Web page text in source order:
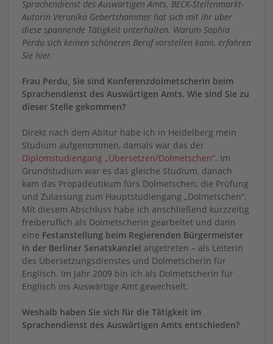
Sprachendienst des Auswärtigen Amts. BECK-Stellenmarkt-
Autorin Veronika Gebertshammer hat sich mit ihr über
diese spannende Tätigkeit unterhalten. Warum Sophia
Perdu sich keinen schöneren Beruf vorstellen kann, erfahren
Sie hier.
Frau Perdu, Sie sind Konferenzdolmetscherin beim
Sprachendienst des Auswärtigen Amts. Wie sind Sie zu
dieser Stelle gekommen?
Direkt nach dem Abitur habe ich in Heidelberg mein
Studium aufgenommen, damals war das der
Diplomstudiengang „Übersetzen/Dolmetschen“. Im
Grundstudium war es das gleiche Studium, danach
kam das Propädeutikum fürs Dolmetschen, die Prüfung
und Zulassung zum Hauptstudiengang „Dolmetschen“.
Mit diesem Abschluss habe ich anschließend kurzzeitig
freiberuflich als Dolmetscherin gearbeitet und dann
eine Festanstellung beim Regierenden Bürgermeister
in der Berliner Senatskanzlei angetreten – als Leiterin
des Übersetzungsdienstes und Dolmetscherin für
Englisch. Im Jahr 2009 bin ich als Dolmetscherin für
Englisch ins Auswärtige Amt gewechselt.
Weshalb haben Sie sich für die Tätigkeit im
Sprachendienst des Auswärtigen Amts entschieden?